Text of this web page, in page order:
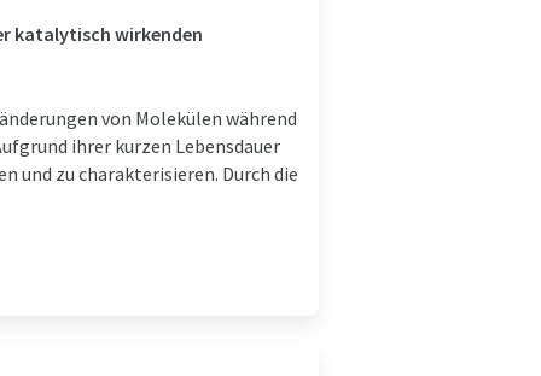
katalytisch wirkenden
von Molekülen während
ihrer kurzen Lebensdauer
und zu charakterisieren. Durch die